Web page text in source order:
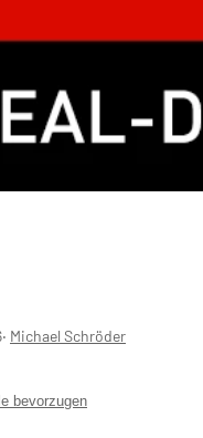
‧ Michael Schröder
bevorzugen